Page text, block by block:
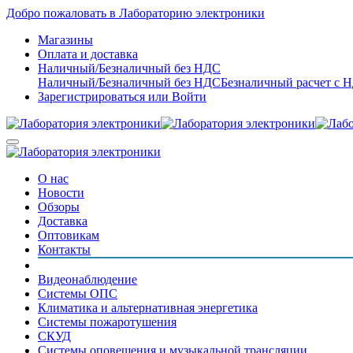
Добро пожаловать в Лабораторию электроники
Магазины
Оплата и доставка
Наличный/Безналичный без НДС
Наличный/Безналичный без НДСБезналичный расчет с
Зарегистрироваться или Войти
О нас
Новости
Обзоры
Доставка
Оптовикам
Контакты
Видеонаблюдение
Системы ОПС
Климатика и альтернативная энергетика
Системы пожаротушения
СКУД
Системы оповещения и музыкальной трансляции